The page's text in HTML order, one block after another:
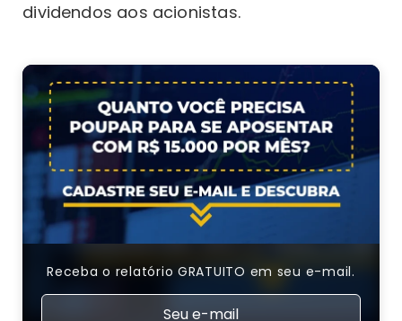
dividendos aos acionistas.
Receba o relatório GRATUITO em seu e-mail.